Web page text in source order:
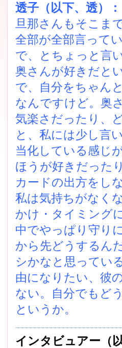
透子（以下、透）：
旦那さんもそこま
全部が全部言って
で、とちょっと言
奥さんが好きだと
で、自分をちゃん
なんですけど。奥
気楽さだったり、
と、私には少し言
当化している感じ
ほうが好きだった
カードの出方をし
私は気持ちがなく
かけ・タイミング
中でやっぱり守り
から先どうするん
シかなと思ってい
由になりたい、彼
ない。自分でもど
というか。
インタビュアー（